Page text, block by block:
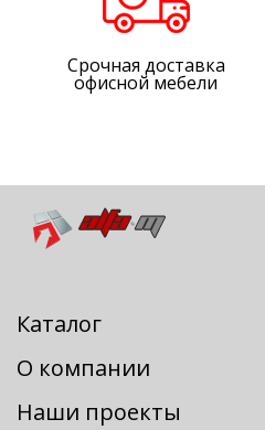
Срочная доставка
офисной мебели
Каталог
О компании
Наши проекты